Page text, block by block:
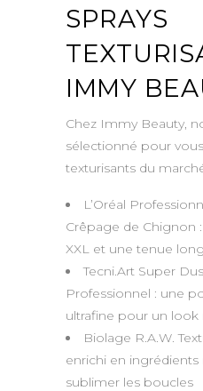
SPRAYS
IMMY
Chez Immy Beauty,
sélectionné pour
texturisants du
L’Oréal
Crêpage de Chignon
XXL et une tenue
Tecni.Art Super
Professionnel : une
ultrafine pour un
Biolage R.A.W.
enrichi en
sublimer les boucles